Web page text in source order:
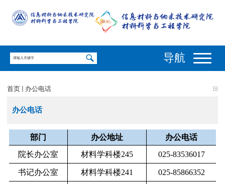
导航
首页 办公电话
办公电话
部门 办公地址
办公电话
院长办公室
材料学科楼245 025-83536017
书记办公室 材料学科楼241 025-85866352